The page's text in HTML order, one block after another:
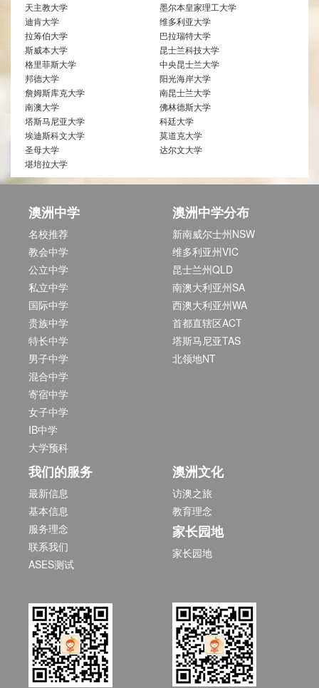
天主教大学
墨尔本皇家理工大学
迪肯大学
维多利亚大学
拉筹伯大学
巴拉瑞特大学
斯威本大学
昆士兰科技大学
格里菲斯大学
中央昆士兰大学
邦德大学
阳光海岸大学
詹姆斯库克大学
南昆士兰大学
南澳大学
佛林德斯大学
塔斯马尼亚大学
科廷大学
埃迪斯科文大学
莫道克大学
圣母大学
达尔文大学
堪培拉大学
澳洲中学
名校推荐
教会中学
公立中学
私立中学
国际中学
贵族中学
特长中学
男子中学
混合中学
寄宿中学
女子中学
IB中学
大学预科
澳洲中学分布
新南威尔士州NSW
维多利亚州VIC
昆士兰州QLD
南澳大利亚州SA
西澳大利亚州WA
首都直辖区ACT
塔斯马尼亚TAS
北领地NT
我们的服务
最新信息
基本信息
服务理念
联系我们
ASES测试
澳洲文化
访澳之旅
教育理念
家长园地
家长园地